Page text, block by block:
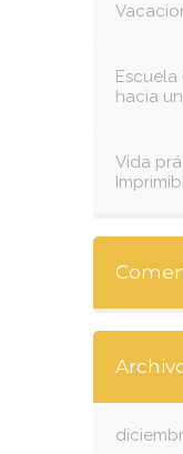
Escuela
hacia
Vida